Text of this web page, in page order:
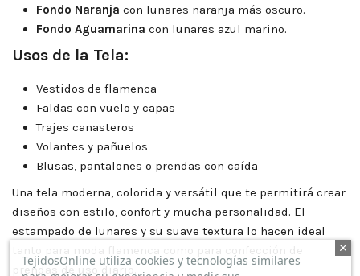
Fondo Naranja con lunares naranja más oscuro.
Fondo Aguamarina con lunares azul marino.
Usos de la Tela:
Vestidos de flamenca
Faldas con vuelo y capas
Trajes canasteros
Volantes y pañuelos
Blusas, pantalones o prendas con caída
Una tela moderna, colorida y versátil que te permitirá crear
diseños con estilo, confort y mucha personalidad. El
estampado de lunares y su suave textura lo hacen ideal
prendas de uso diario.
TejidosOnline utiliza cookies y tecnologías similares